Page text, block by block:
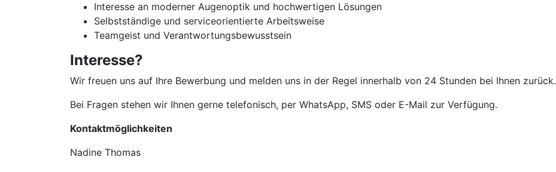
Interesse an moderner Augenoptik und hochwertigen Lösungen
Selbstständige und serviceorientierte Arbeitsweise
Teamgeist und Verantwortungsbewusstsein
Interesse?
Wir freuen uns auf Ihre Bewerbung und melden uns in der Regel innerhalb von 24 Stunden bei Ihnen zurück.
Bei Fragen stehen wir Ihnen gerne telefonisch, per WhatsApp, SMS oder E-Mail zur Verfügung.
Kontaktmöglichkeiten
Nadine Thomas